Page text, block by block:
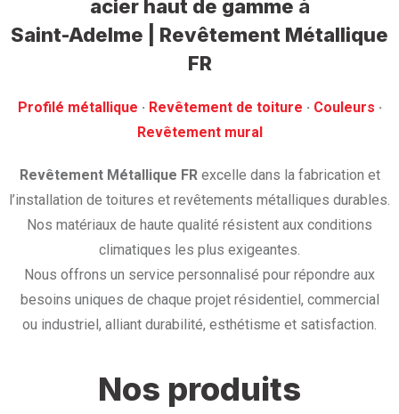
acier haut de gamme à
Saint-Adelme | Revêtement Métallique
FR
Profilé métallique · ‎ Revêtement de toiture · ‎ Couleurs ·
‎Revêtement mural
Revêtement Métallique FRexcelle dans la fabrication et
l’installation de toitures et revêtements métalliques durables.
Nos matériaux de haute qualité résistent aux conditions
climatiques les plus exigeantes.
Nous offrons un service personnalisé pour répondre aux
besoins uniques de chaque projet résidentiel, commercial
ou industriel, alliant durabilité, esthétisme et satisfaction.
Nos produits